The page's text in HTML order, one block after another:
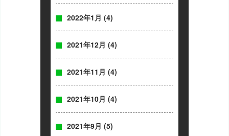
2022年1月 (4)
2021年12月 (4)
2021年11月 (4)
2021年10月 (4)
2021年9月 (5)